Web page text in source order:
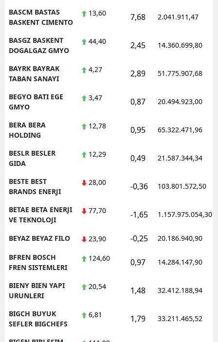
BASCM BASTAS
BASKENT CIMENTO
13,60 7,68 2.041.911,47
BASGZ BASKENT
DOGALGAZ GMYO
44,40 2,45 14.360.699,80
BAYRK BAYRAK
TABAN SANAYI
4,27 2,89 51.775.907,68
BEGYO BATI EGE
GMYO
3,47 0,87 20.494.923,00
BERA BERA
HOLDING
12,78 0,95 65.322.471,96
BESLR BESLER
GIDA
12,29 0,49 21.587.344,34
BESTE BEST
BRANDS ENERJI
28,00 -0,36 103.801.572,50
BETAE BETA ENERJI
VE TEKNOLOJI
77,70 -1,65 1.157.975.054,30
BEYAZ BEYAZ FILO 23,90 -0,25 20.186.940,90
BFREN BOSCH
FREN SISTEMLERI
124,60 0,97 14.284.147,90
BIENY BIEN YAPI
URUNLERI
20,54 1,48 32.412.188,94
BIGCH BUYUK
SEFLER BIGCHEFS
6,81 1,79 33.211.465,52